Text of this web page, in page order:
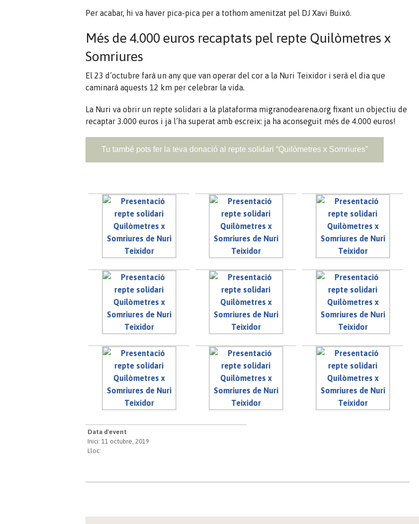
Per acabar, hi va haver pica-pica per a tothom amenitzat pel DJ Xavi Buixó.
Més de 4.000 euros recaptats pel repte Quilòmetres x
Somriures
El 23 d’octubre farà un any que van operar del cor a la Nuri Teixidor i serà el dia que
caminarà aquests 12 km per celebrar la vida.
La Nuri va obrir un repte solidari a la plataforma migranodearena.org fixant un objectiu de
recaptar 3.000 euros i ja l’ha superat amb escreix: ja ha aconseguit més de 4.000 euros!
Tu també pots fer la teva donació al repte solidari “Quilòmetres x Somriures”
Data d'event
Inici: 11 octubre, 2019
Lloc: